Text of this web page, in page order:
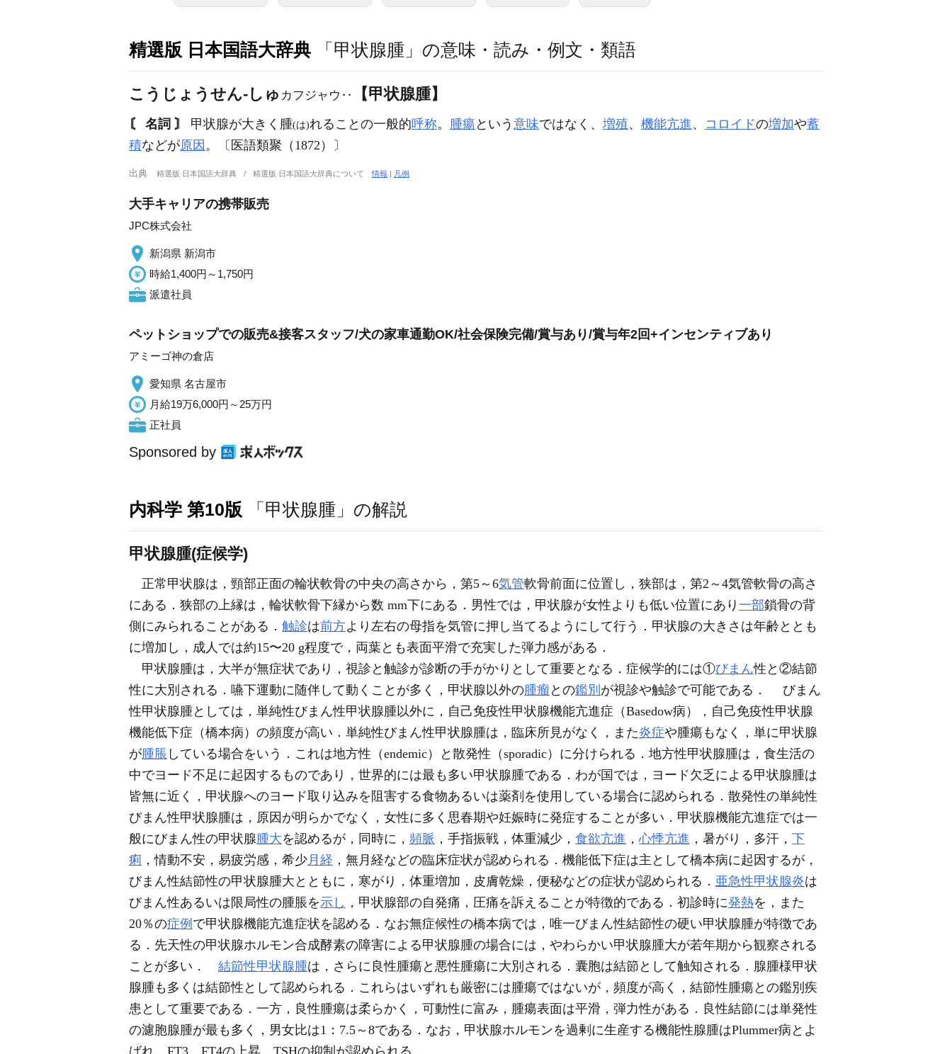
精選版 日本国語大辞典 「甲状腺腫」の意味・読み・例文・類語
こうじょうせん‐しゅ カフジャウ‥ 【甲状腺腫】
〘 名詞 〙 甲状腺が大きく腫(は)れることの一般的呼称。 腫瘍という 意味ではなく、 増殖、 機能亢進 、 コロイドの増加や蓄
積などが原因 。〔医語類聚（1872）〕
出典 精選版 日本国語大辞典 精選版 日本国語大辞典について情報 | 凡例
大手キャリアの携帯販売
JPC株式会社
新潟県 新潟市
時給1,400円～1,750円
派遣社員
ペットショップでの販売&接客スタッフ/犬の家車通勤OK/社会保険完備/賞与あり/賞与年2回+インセンティブあり
アミーゴ神の倉店
愛知県 名古屋市
月給19万6,000円～25万円
正社員
Sponsored by
内科学 第10版 「甲状腺腫」の解説
甲状腺腫(症候学)
正常甲状腺は，頸部正面の輪状軟骨の中央の高さから，第5～6気管軟骨前面に位置し，狭部は，第2～4気管軟骨の高さ
にある．狭部の上縁は，輪状軟骨下縁から数 mm下にある．男性では，甲状腺が女性よりも低い位置にあり 一部鎖骨の背
側にみられることがある． 触診は前方より左右の母指を気管に押し当てるようにして行う．甲状腺の大きさは年齢ととも
に増加し，成人では約15〜20 g程度で，両葉とも表面平滑で充実した弾力感がある．
甲状腺腫は，大半が無症状であり，視診と触診が診断の手がかりとして重要となる．症候学的には①びまん性と②結節
性に大別される．嚥下運動に随伴して動くことが多く，甲状腺以外の腫瘤 との鑑別 が視診や触診で可能である． びまん
性甲状腺腫としては，単純性びまん性甲状腺腫以外に，自己免疫性甲状腺機能亢進症（Basedow病），自己免疫性甲状腺
機能低下症（橋本病）の頻度が高い．単純性びまん性甲状腺腫は，臨床所見がなく，また炎症や腫瘍もなく，単に甲状腺
が腫脹 している場合をいう．これは地方性（endemic）と散発性（sporadic）に分けられる．地方性甲状腺腫は，食生活の
中でヨード不足に起因するものであり，世界的には最も多い甲状腺腫である．わが国では，ヨード欠乏による甲状腺腫は
皆無に近く，甲状腺へのヨード取り込みを阻害する食物あるいは薬剤を使用している場合に認められる．散発性の単純性
びまん性甲状腺腫は，原因が明らかでなく，女性に多く思春期や妊娠時に発症することが多い．甲状腺機能亢進症では一
般にびまん性の甲状腺腫大を認めるが，同時に， 頻脈 ，手指振戦，体重減少， 食欲亢進 ，心悸亢進 ，暑がり，多汗， 下
痢 ，情動不安，易疲労感，希少月経 ，無月経などの臨床症状が認められる．機能低下症は主として橋本病に起因するが，
びまん性結節性の甲状腺腫大とともに，寒がり，体重増加，皮膚乾燥，便秘などの症状が認められる． 亜急性甲状腺炎は
びまん性あるいは限局性の腫脹を示し ，甲状腺部の自発痛，圧痛を訴えることが特徴的である．初診時に発熱を，また
20％の症例 で甲状腺機能亢進症状を認める．なお無症候性の橋本病では，唯一びまん性結節性の硬い甲状腺腫が特徴であ
る．先天性の甲状腺ホルモン合成酵素の障害による甲状腺腫の場合には，やわらかい甲状腺腫大が若年期から観察される
ことが多い． 結節性甲状腺腫は，さらに良性腫瘍と悪性腫瘍に大別される．囊胞は結節として触知される．腺腫様甲状
腺腫も多くは結節性として認められる．これらはいずれも厳密には腫瘍ではないが，頻度が高く，結節性腫瘍との鑑別疾
患として重要である．一方，良性腫瘍は柔らかく，可動性に富み，腫瘍表面は平滑，弾力性がある．良性結節には単発性
の濾胞腺腫が最も多く，男女比は1：7.5～8である．なお，甲状腺ホルモンを過剰に生産する機能性腺腫はPlummer病とよ
ばれ，FT3，FT4の上昇，TSHの抑制が認められる．